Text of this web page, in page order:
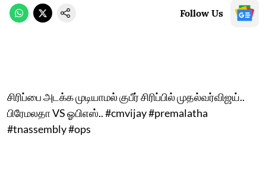
Follow Us
சிரிப்பை அடக்க முடியாமல் குபீர் சிரிப்பில் முதல்வர்விஜய்..
பிரேமலதா VS ஓபிஎஸ்.. #cmvijay #premalatha
#tnassembly #ops